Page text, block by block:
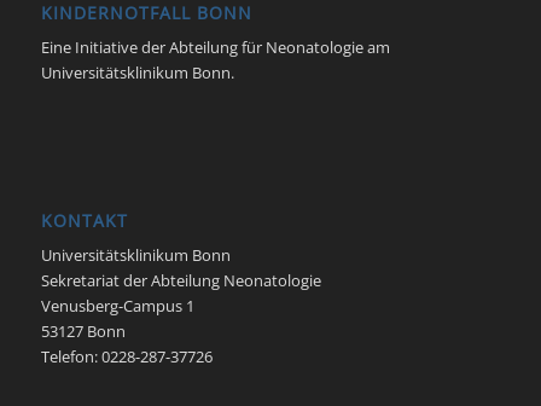
KINDERNOTFALL BONN
Eine Initiative der Abteilung für Neonatologie am
Universitätsklinikum Bonn.
KONTAKT
Universitätsklinikum Bonn
Sekretariat der Abteilung Neonatologie
Venusberg-Campus 1
53127 Bonn
Telefon: 0228-287-37726